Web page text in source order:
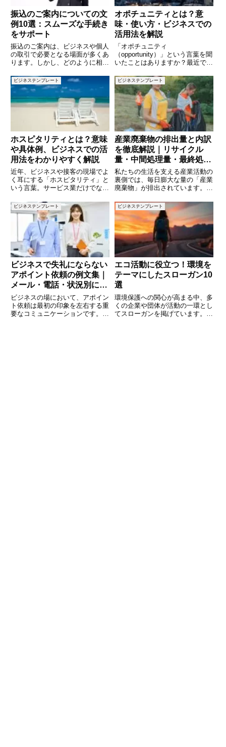
振込のご案内についての文
例10選：スムーズな手続き
をサポート
振込のご案内は、ビジネスや個人
の取引で必要となる場面が多くあ
ります。しかし、どのように相手
ります。この記事では、振込のご
案内に使える文例を10個ご紹介
します。相手にわかりやすく、ス
ムーズに振込を行ってもらうため
オポチュニティとは？意
味・使い方・ビジネスでの
活用法を解説
「オポチュニティ
（opportunity）」という言葉を聞
いたことはありますか？最近で
ングの場面で使われることが増え
ていますが、正確な意味や適切な
使い方を理解している人は意外と
少ないかもしれません。本記事で
は、
ビジネステンプレート
ホスピタリティとは？意味
や具体例、ビジネスでの活
用法をわかりやすく解説
近年、ビジネスや接客の現場でよ
く耳にする「ホスピタリティ」と
いう言葉。サービス業だけでな
この概念は、単なるおもてなしを
超えた深い意味を持っています。
では、ホスピタリティとは具体的
にどのような意味なのでしょう
か？
ビジネステンプレート
産業廃棄物の排出量と内訳
を徹底解説｜リサイクル
量・中間処理量・最終処分
量の現状とは
私たちの生活を支える産業活動の
裏側では、毎日膨大な量の「産業
廃棄物」が排出されています。こ
のもあれば、最終的に埋め立てら
れるものもあります。近年はリサ
イクルの促進や処理技術の進歩に
より、廃棄物の削減や再資源化が
ビジネステンプレート
ビジネスで失礼にならない
アポイント依頼の例文集｜
メール・電話・状況別に使
える完全ガイド
ビジネスの場において、アポイン
ト依頼は最初の印象を左右する重
要なコミュニケーションです。依
ビジネステンプレート
エコ活動に役立つ！環境を
テーマにしたスローガン10
選
環境保護への関心が高まる中、多
くの企業や団体が活動の一環とし
てスローガンを掲げています。短